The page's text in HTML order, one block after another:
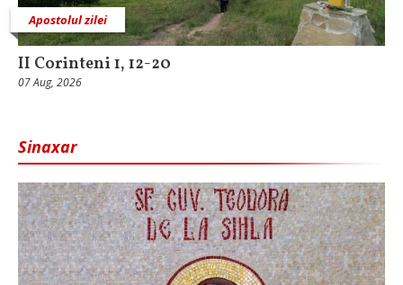
Apostolul zilei
II Corinteni 1, 12-20
07 Aug, 2026
Sinaxar